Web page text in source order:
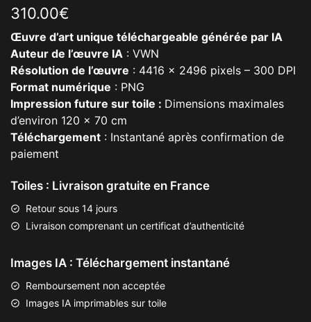
310.00€
Œuvre d’art unique téléchargeable générée par IA
Auteur de l’œuvre IA : VWN
Résolution de l’œuvre : 4416 x 2496 pixels – 300 DPI
Format numérique : PNG
Impression future sur toile : Dimensions maximales
d’environ 120 x 70 cm
Téléchargement : Instantané après confirmation de
paiement
Toiles : Livraison gratuite en France
Retour sous 14 jours
Livraison comprenant un certificat d’authenticité
Images IA : Téléchargement instantané
Remboursement non acceptée
Images IA imprimables sur toile